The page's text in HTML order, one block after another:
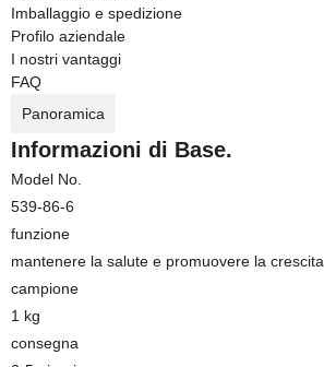
Imballaggio e spedizione
Profilo aziendale
I nostri vantaggi
FAQ
Panoramica
Informazioni di Base.
Model No.
539-86-6
funzione
mantenere la salute e promuovere la crescita
campione
1 kg
consegna